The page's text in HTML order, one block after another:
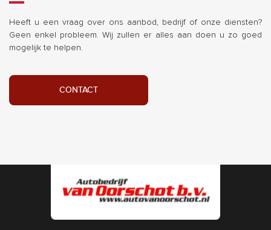
Heeft u een vraag over ons aanbod, bedrijf of onze diensten?
Geen enkel probleem. Wij zullen er alles aan doen u zo goed
mogelijk te helpen.
CONTACT